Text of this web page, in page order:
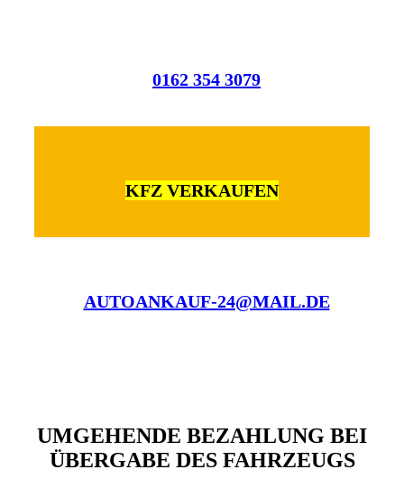
0162 354 3079
KFZ VERKAUFEN
AUTOANKAUF-24@MAIL.DE
UMGEHENDE BEZAHLUNG BEI
ÜBERGABE DES FAHRZEUGS